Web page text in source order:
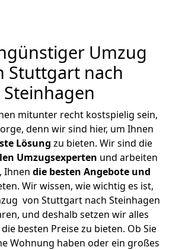
Umzug
Stuttgart nach
Steinhagen
mitunter recht kostspielig sein,
denn wir sind hier, um Ihnen
Lösung zu bieten. Wir sind die
Umzugsexperten und arbeiten
Ihnen die besten Angebote und
Wir wissen, wie wichtig es ist,
von Stuttgart nach Steinhagen
und deshalb setzen wir alles
besten Preise zu bieten. Ob Sie
Wohnung haben oder ein großes